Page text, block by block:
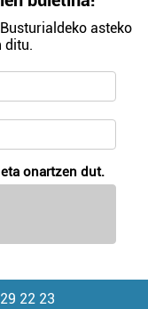
asteko
ditu.
onartzen dut.
22 23